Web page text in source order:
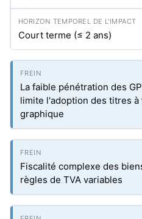
Court terme (≤ 2 ans)
La faible pénétration des
limite l'adoption des titres
graphique
Fiscalité complexe des
règles de TVA variables